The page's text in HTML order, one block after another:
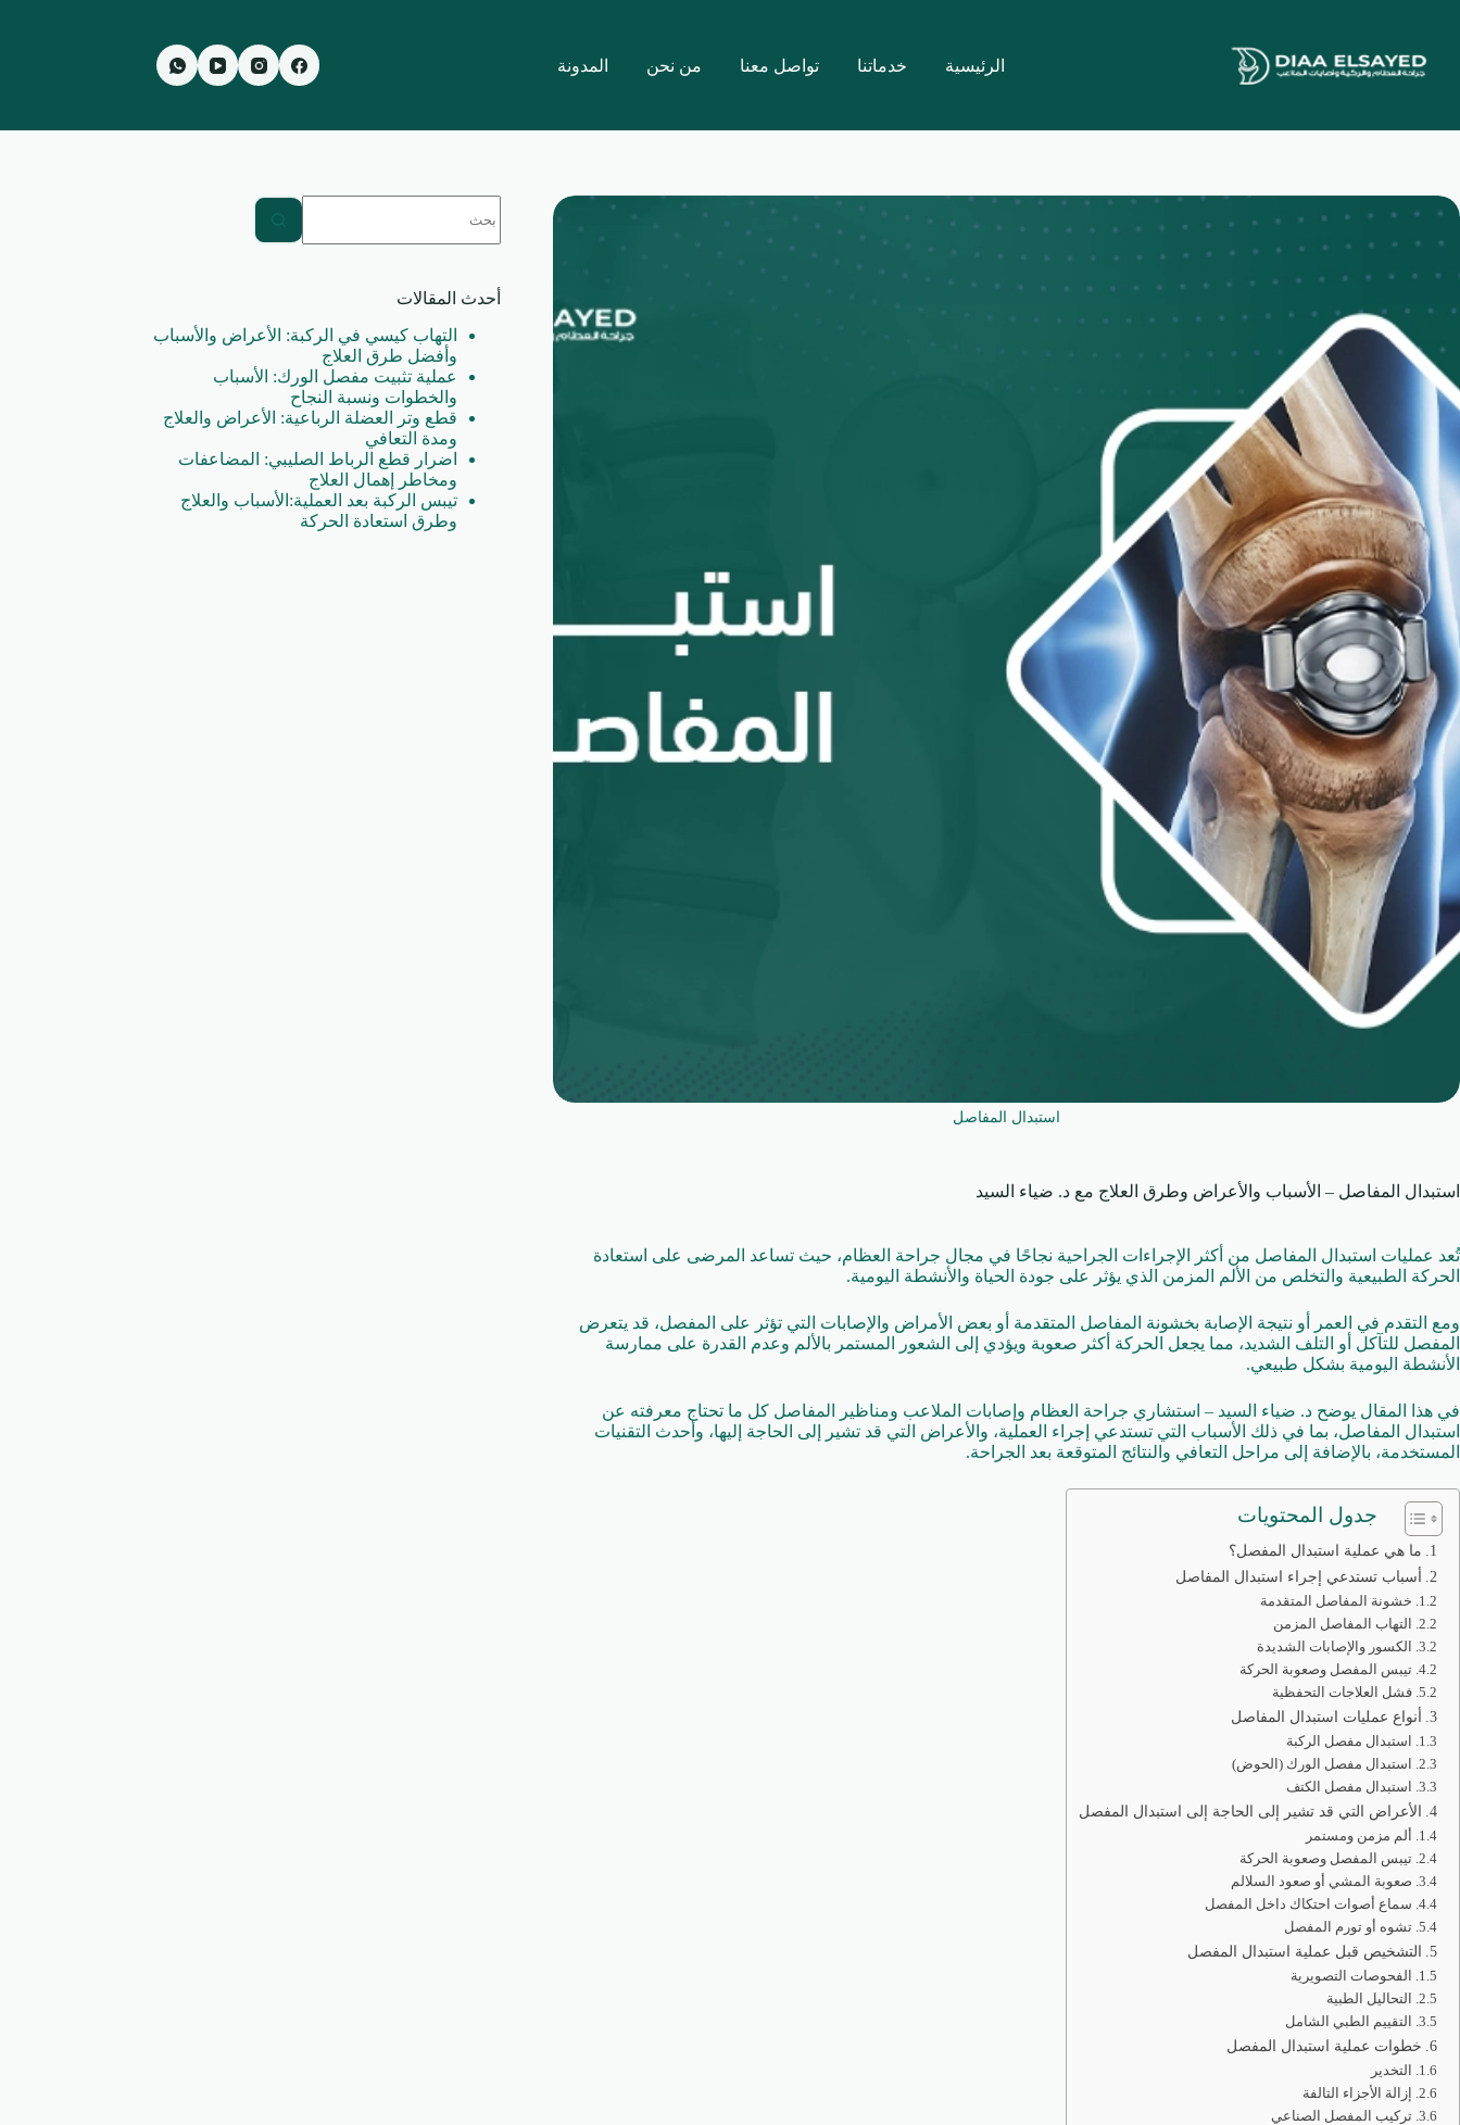
المحتوى
الرئيسية خدماتنا تواصل معنا من نحن المدونة
استبدال المفاصل
استبدال المفاصل – الأسباب والأعراض وطرق العلاج مع د. ضياء السيد
تُعد عمليات استبدال المفاصل من أكثر الإجراءات الجراحية نجاحًا في مجال جراحة العظام، حيث تساعد المرضى على استعادة
الحركة الطبيعية والتخلص من الألم المزمن الذي يؤثر على جودة الحياة والأنشطة اليومية.
ومع التقدم في العمر أو نتيجة الإصابة بخشونة المفاصل المتقدمة أو بعض الأمراض والإصابات التي تؤثر على المفصل، قد يتعرض
المفصل للتآكل أو التلف الشديد، مما يجعل الحركة أكثر صعوبة ويؤدي إلى الشعور المستمر بالألم وعدم القدرة على ممارسة
الأنشطة اليومية بشكل طبيعي.
في هذا المقال يوضح د. ضياء السيد – استشاري جراحة العظام وإصابات الملاعب ومناظير المفاصل كل ما تحتاج معرفته عن
استبدال المفاصل، بما في ذلك الأسباب التي تستدعي إجراء العملية، والأعراض التي قد تشير إلى الحاجة إليها، وأحدث التقنيات
المستخدمة، بالإضافة إلى مراحل التعافي والنتائج المتوقعة بعد الجراحة.
جدول المحتويات
ما هي عملية استبدال المفصل؟
أسباب تستدعي إجراء استبدال المفاصل
خشونة المفاصل المتقدمة
التهاب المفاصل المزمن
الكسور والإصابات الشديدة
تيبس المفصل وصعوبة الحركة
فشل العلاجات التحفظية
أنواع عمليات استبدال المفاصل
استبدال مفصل الركبة
استبدال مفصل الورك (الحوض)
استبدال مفصل الكتف
الأعراض التي قد تشير إلى الحاجة إلى استبدال المفصل
ألم مزمن ومستمر
تيبس المفصل وصعوبة الحركة
صعوبة المشي أو صعود السلالم
سماع أصوات احتكاك داخل المفصل
تشوه أو تورم المفصل
التشخيص قبل عملية استبدال المفصل
الفحوصات التصويرية
التحاليل الطبية
التقييم الطبي الشامل
خطوات عملية استبدال المفصل
التخدير
إزالة الأجزاء التالفة
تركيب المفصل الصناعي
توجد
نتائج
أحدث المقالات
التهاب كيسي في الركبة: الأعراض والأسباب
وأفضل طرق العلاج
عملية تثبيت مفصل الورك: الأسباب
والخطوات ونسبة النجاح
قطع وتر العضلة الرباعية: الأعراض والعلاج
ومدة التعافي
اضرار قطع الرباط الصليبي: المضاعفات
ومخاطر إهمال العلاج
تيبس الركبة بعد العملية:الأسباب والعلاج
وطرق استعادة الحركة